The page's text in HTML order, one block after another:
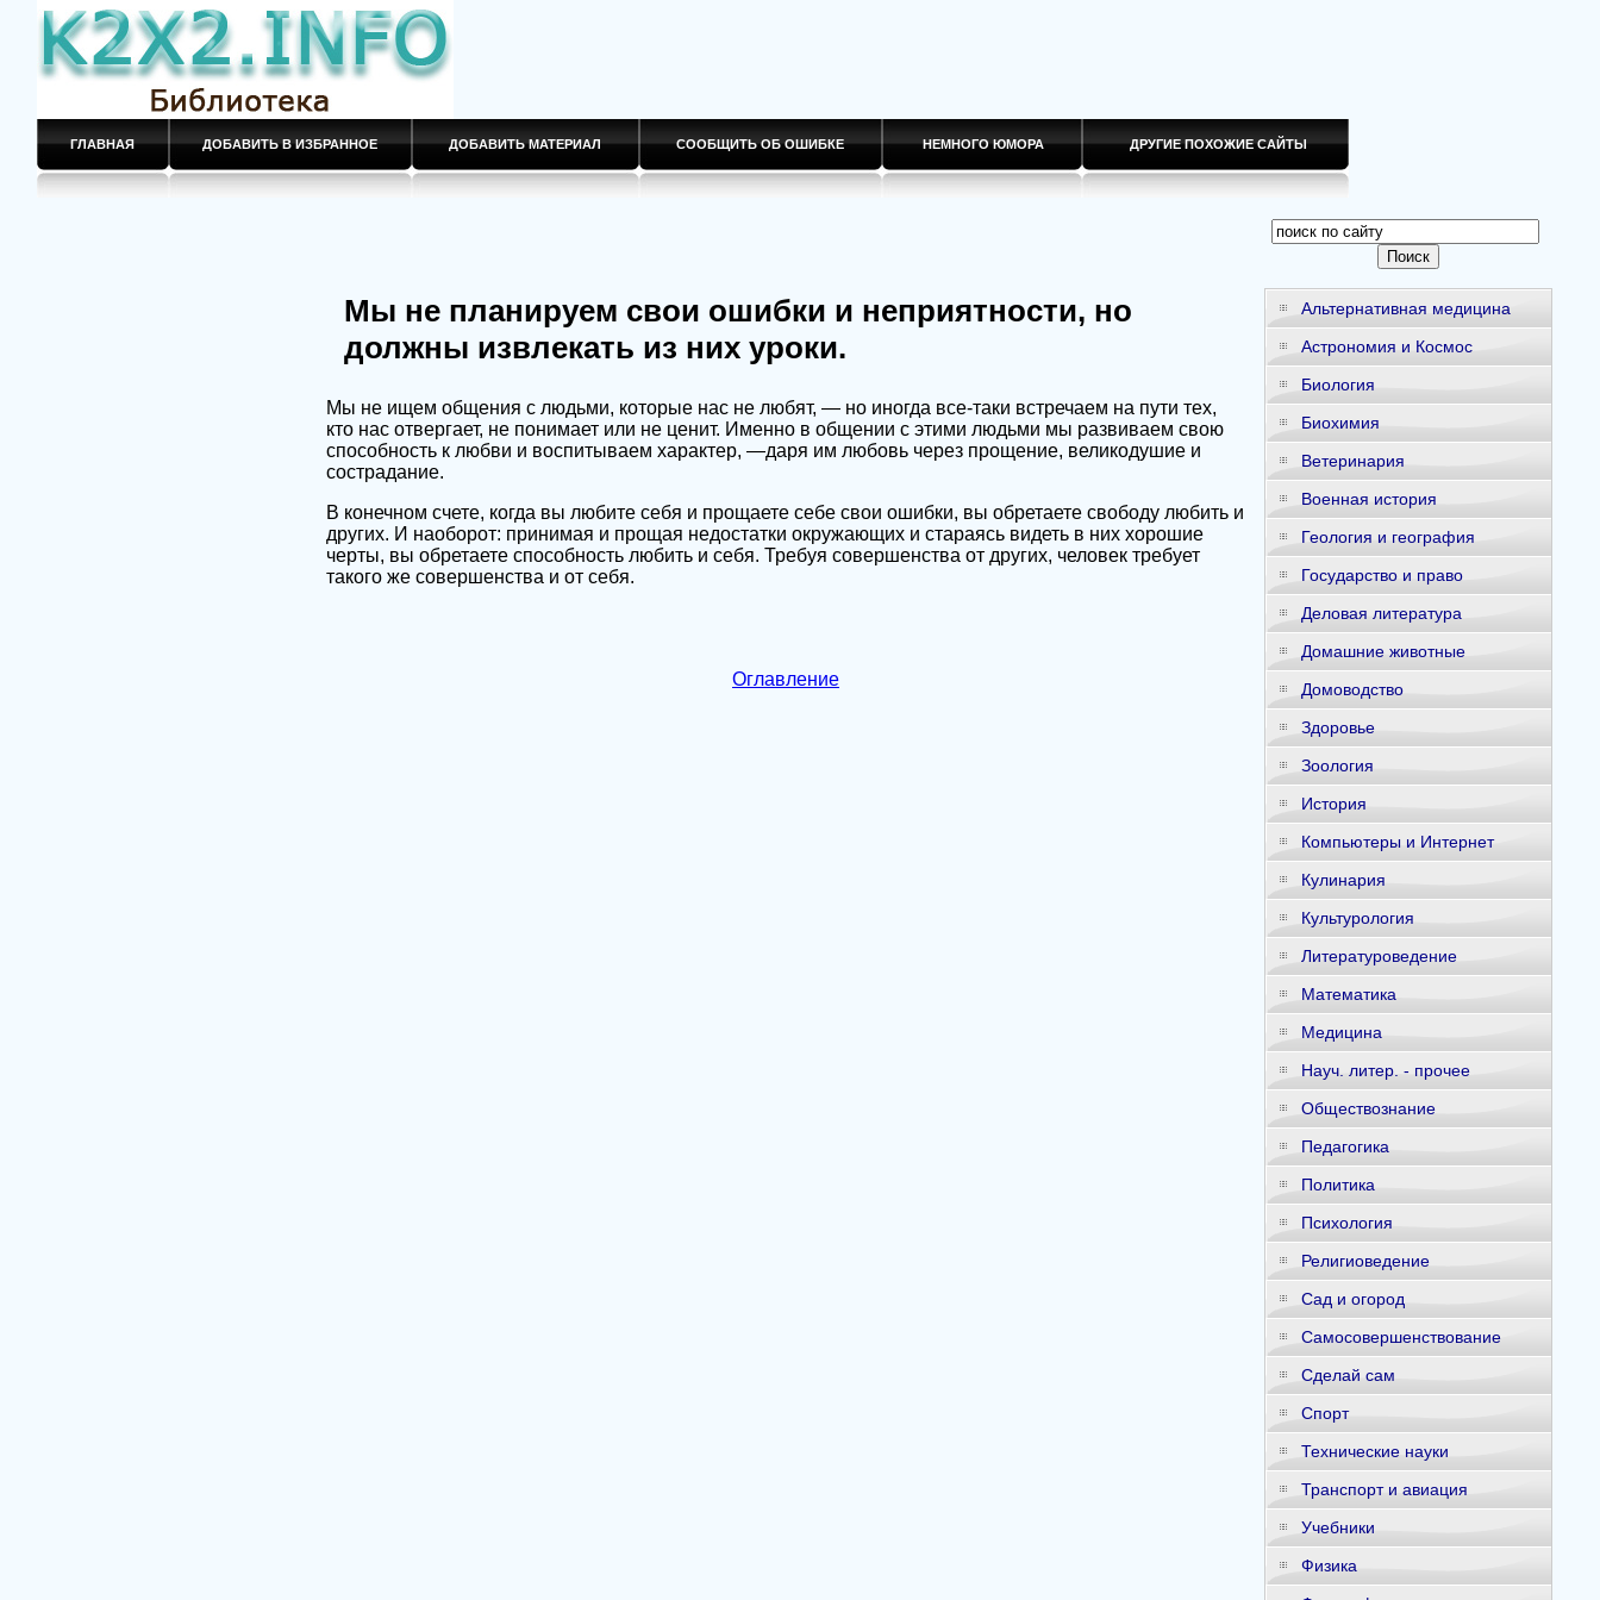
ГЛАВНАЯ ДОБАВИТЬ В ИЗБРАННОЕ ДОБАВИТЬ МАТЕРИАЛ СООБЩИТЬ ОБ ОШИБКЕ НЕМНОГО ЮМОРА ДРУГИЕ ПОХОЖИЕ САЙТЫ
Мы не планируем свои ошибки и неприятности, но
должны извлекать из них уроки.
Мы не ищем общения с людьми, которые нас не любят, — но иногда все-таки встречаем на пути тех,
кто нас отвергает, не понимает или не ценит. Именно в общении с этими людьми мы развиваем свою
способность к любви и воспитываем характер, —даря им любовь через прощение, великодушие и
сострадание.
В конечном счете, когда вы любите себя и прощаете себе свои ошибки, вы обретаете свободу любить и
других. И наоборот: принимая и прощая недостатки окружающих и стараясь видеть в них хорошие
черты, вы обретаете способность любить и себя. Требуя совершенства от других, человек требует
такого же совершенства и от себя.
Оглавление
Альтернативная медицина
Астрономия и Космос
Биология
Биохимия
Ветеринария
Военная история
Геология и география
Государство и право
Деловая литература
Домашние животные
Домоводство
Здоровье
Зоология
История
Компьютеры и Интернет
Кулинария
Культурология
Литературоведение
Математика
Медицина
Науч. литер. - прочее
Обществознание
Педагогика
Политика
Психология
Религиоведение
Сад и огород
Самосовершенствование
Сделай сам
Спорт
Технические науки
Транспорт и авиация
Учебники
Физика